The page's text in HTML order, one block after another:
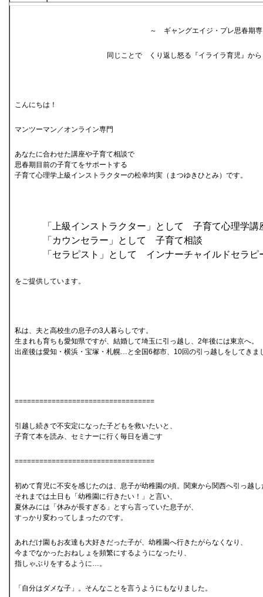
～ ギャングエイジ・プレ思春期
同じことで くり返し怒る『イライラ育児』か
こんにちは！
マンツーマン／オンライン専門
あなたに合わせた講座や子育て相談で
思春期目前の子育てをサポートする
子育て心理学上級インストラクターの松幸均実（まつゆきひとみ）です。
「上級インストラクター」として 子育て心理学講
「カウンセラー」として 子育て相談
「セラピスト」として インナーチャイルドセラ
をご提供しています。
私は、夫と高校生の息子の3人暮らしです。
生まれも育ちも愛知県ですが、結婚して埼玉に引っ越し、2年後には東京へ。
出産後は愛知・横浜・宝塚・札幌…と全国6都市、10回の引っ越しをしてきま
==================================
引越し続きで不安定になった子どもを救いたいと、
子育て本を読み、セミナーに行く毎日を過ごす
==================================
初めて育児に不安を感じたのは、息子が幼稚園の頃。関東から関西へ引っ越
それまでは土日も「幼稚園に行きたい！」と言い、
夏休みには「休みが長すぎる」とすら言っていた息子が、
すっかり変わってしまったのです。
あれだけ園もお友達も大好きだった子が、幼稚園へ行きたがらなくなり、
今までなかったおねしょを頻繁にするようになったり、
指しゃぶりをするように…。
「自分はダメな子」。そんなことを言うようにもなりました。